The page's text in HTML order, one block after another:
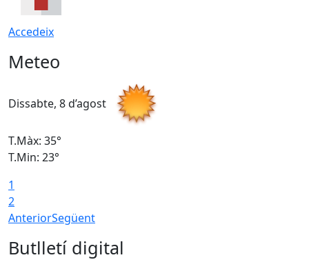
Accedeix
Meteo
Dissabte, 8 d’agost
T.Màx: 35°
T.Min: 23°
1
2
AnteriorSegüent
Butlletí digital